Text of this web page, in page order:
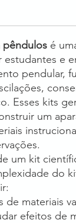
pêndulos é
e
pendular,
Esses kits
um
um kit
do
de materiais
efeitos de